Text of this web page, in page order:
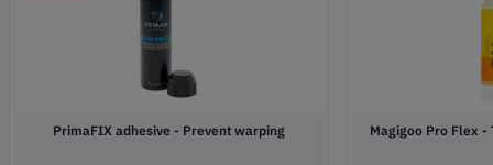
PrimaFIX adhesive - Prevent warping Magigoo Pro Flex -